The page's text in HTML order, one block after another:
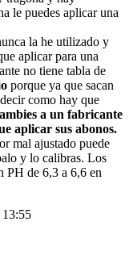
le puedes aplicar una
la he utilizado y
aplicar para una
no tiene tabla de
porque ya que sacan
como hay que
a un fabricante
aplicar sus abonos.
mal ajustado puede
y lo calibras. Los
PH de 6,3 a 6,6 en